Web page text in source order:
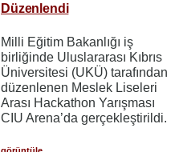
Düzenlendi
Milli Eğitim Bakanlığı iş
birliğinde Uluslararası Kıbrıs
Üniversitesi (UKÜ) tarafından
düzenlenen Meslek Liseleri
Arası Hackathon Yarışması
CIU Arena’da gerçekleştirildi.